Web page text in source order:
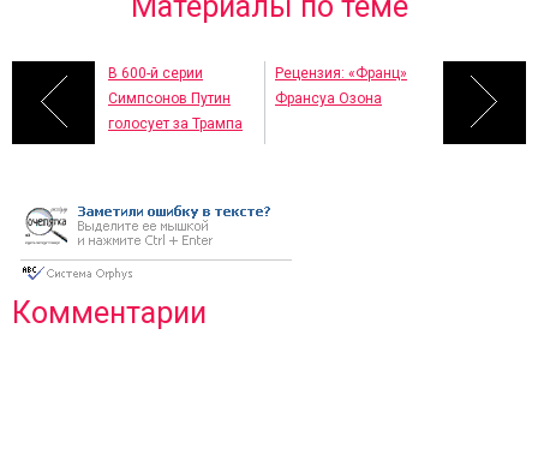
В 600-й серии
Симпсонов Путин
голосует за Трампа
Рецензия: «Франц»
Франсуа Озона
Комментарии